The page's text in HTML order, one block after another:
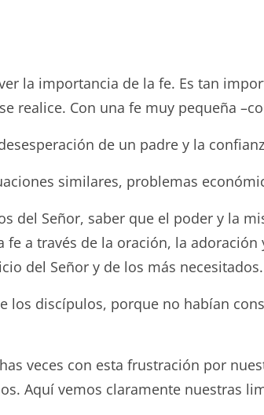
la importancia de la fe. Es tan
realice. Con una fe muy pequeña
de un padre y la
similares, problemas
del Señor, saber que el poder y la
a través de la oración, la
del Señor y de los más necesitados.
los discípulos, porque no habían
veces con esta frustración por
Aquí vemos claramente nuestras